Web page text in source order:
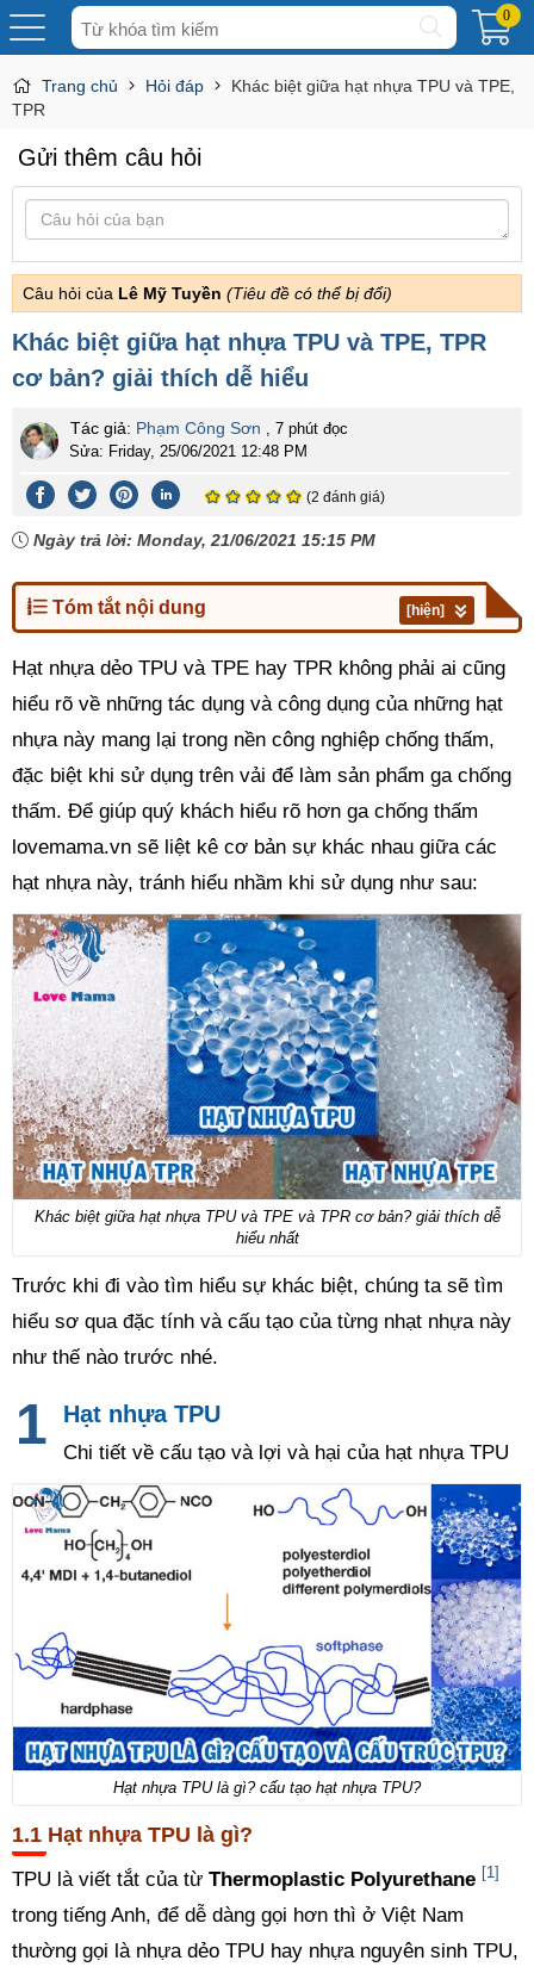
Tìm
kiếm
0
Trang chủ Hỏi đáp
Khác biệt giữa hạt nhựa TPU và TPE,
TPR
Gửi thêm câu hỏi
Câu hỏi của Lê Mỹ Tuyền (Tiêu đề có thể bị đổi)
Khác biệt giữa hạt nhựa TPU và TPE, TPR
cơ bản? giải thích dễ hiểu
Tác giả: Phạm Công Sơn , 7 phút đọc
Sửa: Friday, 25/06/2021 12:48 PM
(2 đánh giá)
Ngày trả lời: Monday, 21/06/2021 15:15 PM
Tóm tắt nội dung [hiện]
Hạt nhựa dẻo TPU và TPE hay TPR không phải ai cũng
hiểu rõ về những tác dụng và công dụng của những hạt
nhựa này mang lại trong nền công nghiệp chống thấm,
đặc biệt khi sử dụng trên vải để làm sản phẩm ga chống
thấm. Để giúp quý khách hiểu rõ hơn ga chống thấm
lovemama.vn sẽ liệt kê cơ bản sự khác nhau giữa các
hạt nhựa này, tránh hiểu nhầm khi sử dụng như sau:
Khác biệt giữa hạt nhựa TPU và TPE và TPR cơ bản? giải thích dễ
hiểu nhất
Trước khi đi vào tìm hiểu sự khác biệt, chúng ta sẽ tìm
hiểu sơ qua đặc tính và cấu tạo của từng nhạt nhựa này
như thế nào trước nhé.
Hạt nhựa TPU
Chi tiết về cấu tạo và lợi và hại của hạt nhựa TPU
Hạt nhựa TPU là gì? cấu tạo hạt nhựa TPU?
Hạt nhựa TPU là gì?
TPU là viết tắt của từ Thermoplastic Polyurethane [1]
trong tiếng Anh, để dễ dàng gọi hơn thì ở Việt Nam
thường gọi là nhựa dẻo TPU hay nhựa nguyên sinh TPU,